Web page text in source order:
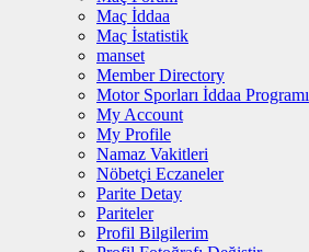
Maç İddaa
Maç İstatistik
manset
Member Directory
Motor Sporları İddaa Programı
My Account
My Profile
Namaz Vakitleri
Nöbetçi Eczaneler
Parite Detay
Pariteler
Profil Bilgilerim